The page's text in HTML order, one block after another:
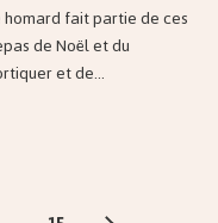
fait partie de ces
de Noël et du
et de...